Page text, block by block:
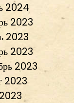
2024
2023
2023
2023
2023
2023